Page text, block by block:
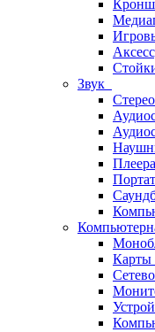
Звук
Плеера
Карты